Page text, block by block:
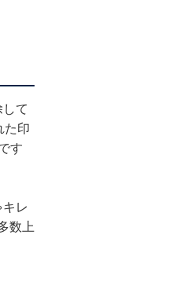
て
た印
す
レ
数上